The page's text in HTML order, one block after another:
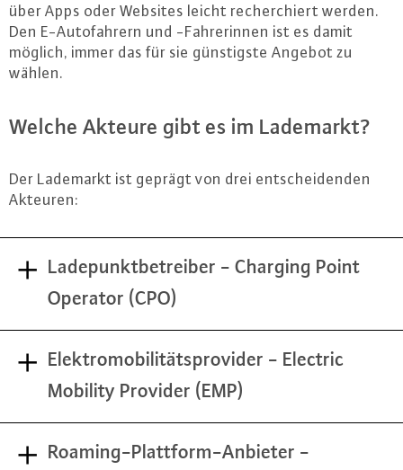
über Apps oder Websites leicht re­cher­chiert werden.
Den E-Au­to­fah­rern und -Fah­re­rin­nen ist es damit
möglich, immer das für sie güns­tigs­te Angebot zu
wählen.
Welche Akteure gibt es im Lademarkt?
Der Lademarkt ist geprägt von drei ent­schei­den­den
Akteuren:
Ladepunktbetreiber - Charging Point
Operator (CPO)
Elektromobilitätsprovider - Electric
Mobility Provider (EMP)
Roaming-Plattform-Anbieter -